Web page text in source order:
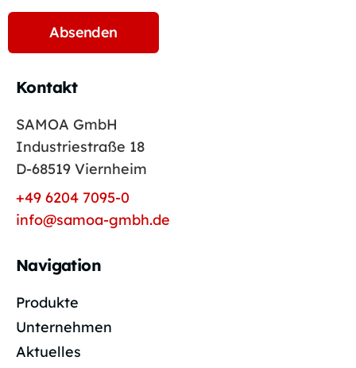
Kontakt
SAMOA GmbH
Industriestraße 18
D-68519 Viernheim
+49 6204 7095-0
info@samoa-gmbh.de
Navigation
Produkte
Unternehmen
Aktuelles